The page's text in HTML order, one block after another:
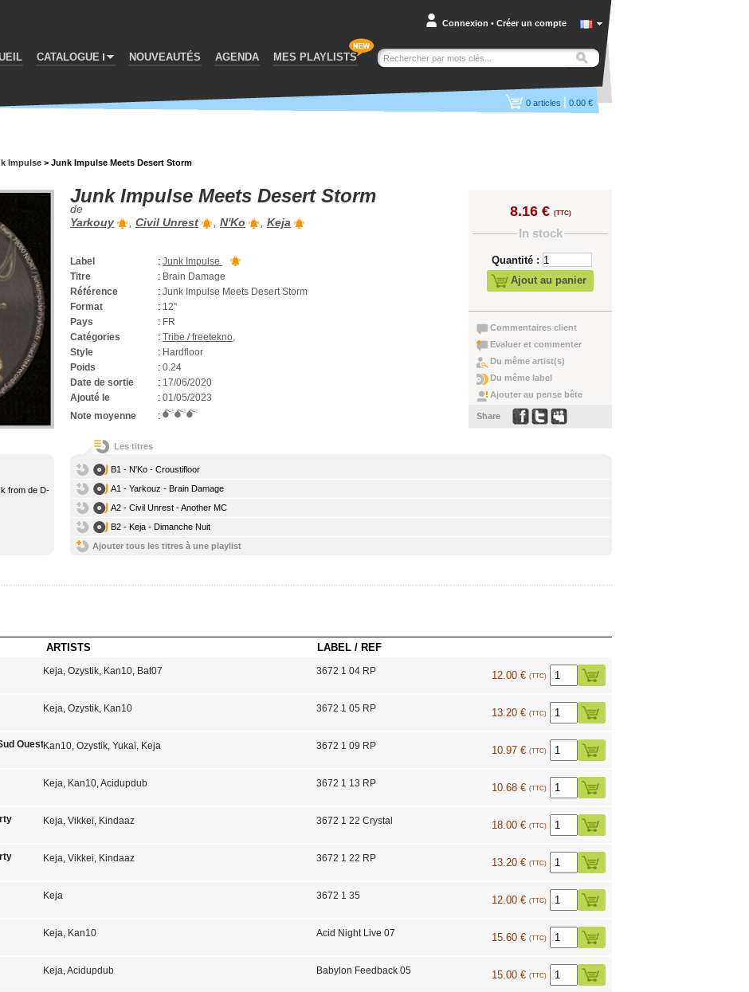
CATALOGUE NOUVEAUTÉS AGENDA MES PLAYLISTS
Connexion • Créer un compte
0 articles | 0.00 €
Impulse > Junk Impulse Meets Desert Storm
Junk Impulse Meets Desert Storm
de
Yarkouy
, Civil Unrest , N'Ko , Keja
Label : Junk Impulse
Titre
: Brain Damage
Référence
: Junk Impulse Meets Desert Storm
Format
: 12''
Pays
: FR
Catégories
: Tribe / freetekno,
Style
: Hardfloor
Poids
: 0.24
Date de sortie
: 17/06/2020
Ajouté le
: 01/05/2023
Note moyenne
:
8.16 € (TTC)
In stock
Quantité :
Ajout au panier
Commentaires client
Evaluer et commenter
Du même artist(s)
Du même label
Ajouter au pense bête
Share
from de D-
Les titres
B1 - N'Ko - Croustifloor
A1 - Yarkouz - Brain Damage
A2 - Civil Unrest - Another MC
B2 - Keja - Dimanche Nuit
Ajouter tous les titres à une playlist
ARTISTS LABEL / REF
Keja, Ozystik, Kan10, Bat07 3672 1 04 RP 12.00 € (TTC)
Keja, Ozystik, Kan10 3672 1 05 RP 13.20 € (TTC)
OuestKan10, Ozystik, Yukaï, Keja 3672 1 09 RP 10.97 € (TTC)
Keja, Kan10,Acidupdub 3672 1 13 RP 10.68 € (TTC)
Keja, Vikkei, Kindaaz 3672 1 22 Crystal 18.00 € (TTC)
Keja, Vikkei, Kindaaz 3672 1 22 RP 13.20 € (TTC)
Keja 3672 1 35 12.00 € (TTC)
Keja, Kan10 Acid Night Live 07 15.60 € (TTC)
Keja,Acidupdub Babylon Feedback 05 15.00 € (TTC)